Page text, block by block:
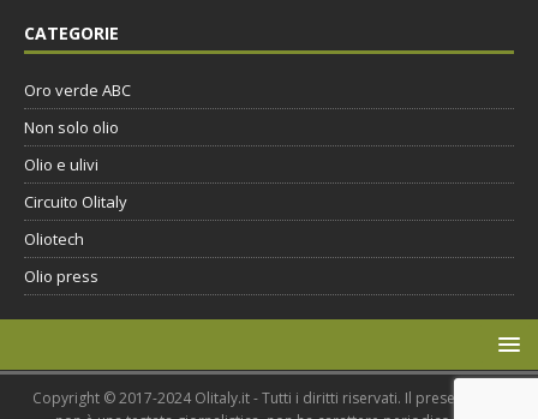
CATEGORIE
Oro verde ABC
Non solo olio
Olio e ulivi
Circuito Olitaly
Oliotech
Olio press
Copyright © 2017-2024 Olitaly.it - Tutti i diritti riservati. Il presente sito